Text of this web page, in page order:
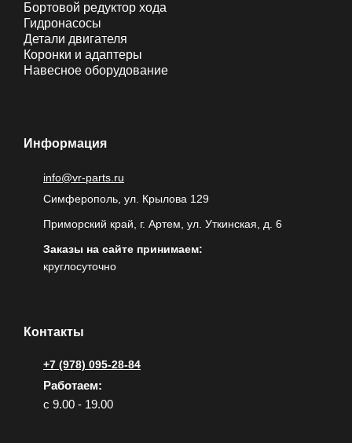
Бортовой редуктор хода
Гидронасосы
Детали двигателя
Коронки и адаптеры
Навесное оборудование
Информация
info@vr-parts.ru
Симферополь, ул. Крылова 129
Приморский край, г. Артем, ул. Уткинская, д. 6
Заказы на сайте принимаем:
круглосуточно
Контакты
+7 (978) 095-28-84
Работаем:
с 9.00 - 19.00